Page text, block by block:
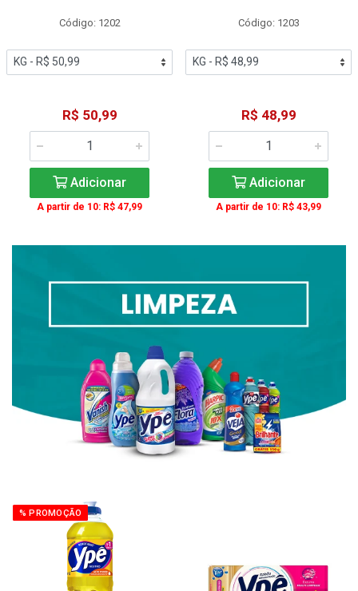
Código: 1202
R$ 50,99
Adicionar
A partir de 10: R$ 47,99
Código: 1203
R$ 48,99
Adicionar
A partir de 10: R$ 43,99
% PROMOÇÃO